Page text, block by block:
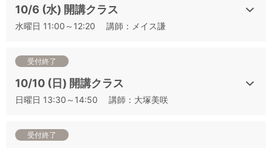
㉒本番シミュレーション③
㉓本番シミュレーション④
㉕本番シミュレーション⑥
検索用コード: jsa_jsa_point-barrel
10/6 (水) 開講クラス
水曜日 11:00～12:20 講師：メイス謙
受付終了
10/10 (日) 開講クラス
日曜日 13:30～14:50 講師：大塚美咲
受付終了